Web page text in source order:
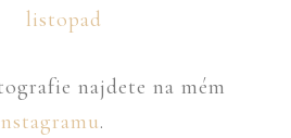
listopad
najdete na mém
.